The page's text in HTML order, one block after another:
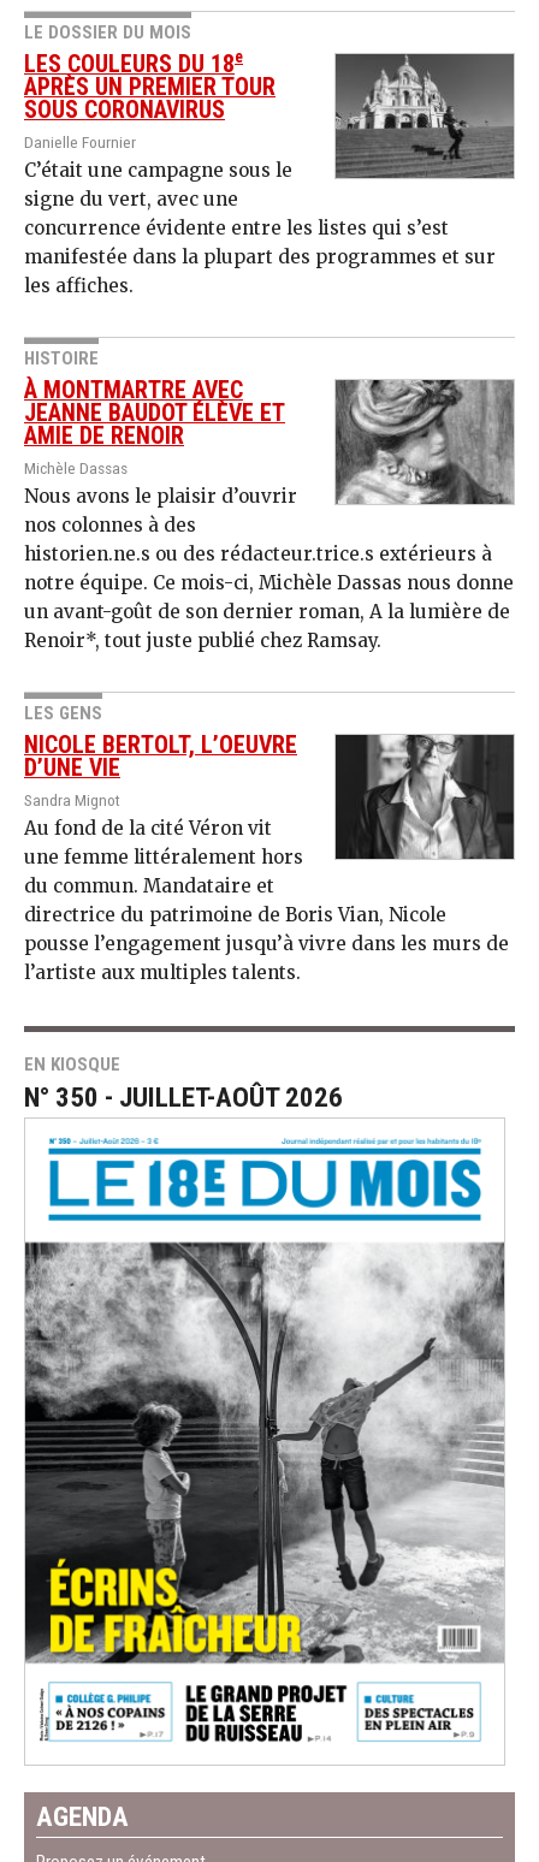
LE DOSSIER DU MOIS
LES COULEURS DU 18e
APRÈS UN PREMIER TOUR
SOUS CORONAVIRUS
Danielle Fournier
C’était une campagne sous le
signe du vert, avec une
concurrence évidente entre les listes qui s’est
manifestée dans la plupart des programmes et sur
les affiches.
HISTOIRE
À MONTMARTRE AVEC
JEANNE BAUDOT ÉLÈVE ET
AMIE DE RENOIR
Michèle Dassas
Nous avons le plaisir d’ouvrir
nos colonnes à des
historien.ne.s ou des rédacteur.trice.s extérieurs à
notre équipe. Ce mois-ci, Michèle Dassas nous donne
un avant-goût de son dernier roman, A la lumière de
Renoir*, tout juste publié chez Ramsay.
LES GENS
NICOLE BERTOLT, L’OEUVRE
D’UNE VIE
Sandra Mignot
Au fond de la cité Véron vit
une femme littéralement hors
du commun. Mandataire et
directrice du patrimoine de Boris Vian, Nicole
pousse l’engagement jusqu’à vivre dans les murs de
l’artiste aux multiples talents.
EN KIOSQUE
N° 350 - JUILLET-AOÛT 2026
AGENDA